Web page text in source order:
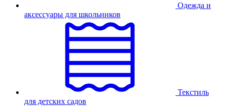
Одежда и
аксессуары для школьников
Текстиль
для детских садов